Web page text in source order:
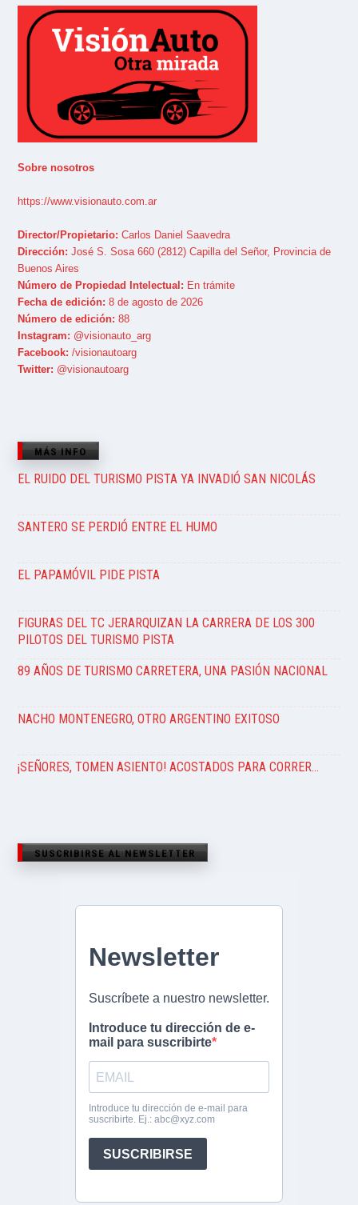
Sobre nosotros
https://www.visionauto.com.ar
Director/Propietario: Carlos Daniel Saavedra
Dirección: José S. Sosa 660 (2812) Capilla del Señor, Provincia de
Buenos Aires
Número de Propiedad Intelectual: En trámite
Fecha de edición: 8 de agosto de 2026
Número de edición: 88
Instagram: @visionauto_arg
Facebook: /visionautoarg
Twitter: @visionautoarg
MÁS INFO
EL RUIDO DEL TURISMO PISTA YA INVADIÓ SAN NICOLÁS
SANTERO SE PERDIÓ ENTRE EL HUMO
EL PAPAMÓVIL PIDE PISTA
FIGURAS DEL TC JERARQUIZAN LA CARRERA DE LOS 300
PILOTOS DEL TURISMO PISTA
89 AÑOS DE TURISMO CARRETERA, UNA PASIÓN NACIONAL
NACHO MONTENEGRO, OTRO ARGENTINO EXITOSO
¡SEÑORES, TOMEN ASIENTO! ACOSTADOS PARA CORRER…
SUSCRIBIRSE AL NEWSLETTER